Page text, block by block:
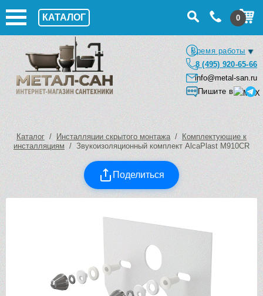
КАТАЛОГ 0
Время работы
8 (495) 920-65-66
info@metal-san.ru
Пишите в
Каталог / Инсталляции скрытого монтажа/
Комплектующие к
инсталляциям / Звукоизоляционный комплект AlcaPlast M910CR
Поделиться